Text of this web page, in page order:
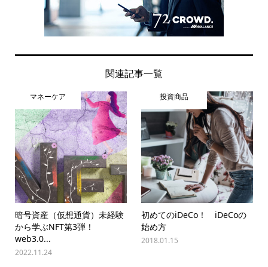
関連記事一覧
マネーケア
暗号資産（仮想通貨）未経験
から学ぶNFT第3弾！
web3.0...
2022.11.24
投資商品
初めてのiDeCo！ iDeCoの
始め方
2018.01.15